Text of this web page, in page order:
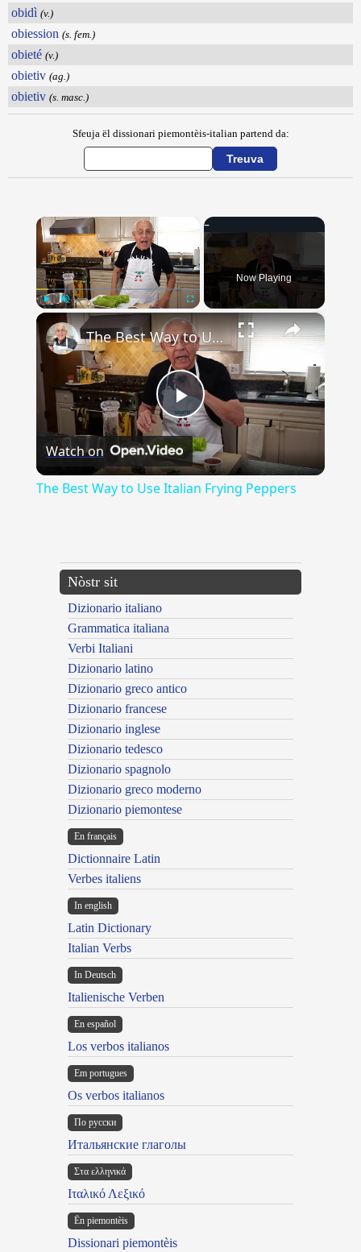
obidì (v.)
obiession (s. fem.)
obieté (v.)
obietiv (ag.)
obietiv (s. masc.)
Sfeuja ël dissionari piemontèis-italian partend da:
Unmute
Now Playing
×
Play
Video
The Best Way to Use Italian Frying Peppers
Watch on
The Best Way to Use Italian Frying Peppers
Nòstr sit
Dizionario italiano
Grammatica italiana
Verbi Italiani
Dizionario latino
Dizionario greco antico
Dizionario francese
Dizionario inglese
Dizionario tedesco
Dizionario spagnolo
Dizionario greco moderno
Dizionario piemontese
En français
Dictionnaire Latin
Verbes italiens
In english
Latin Dictionary
Italian Verbs
In Deutsch
Italienische Verben
En español
Los verbos italianos
Em portugues
Os verbos italianos
По русски
Итальянские глаголы
Στα ελληνικά
Ιταλικό Λεξικό
Ën piemontèis
Dissionari piemontèis